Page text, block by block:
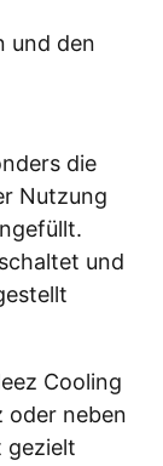
und den
die
Nutzung
und
Cooling
oder neben
gezielt